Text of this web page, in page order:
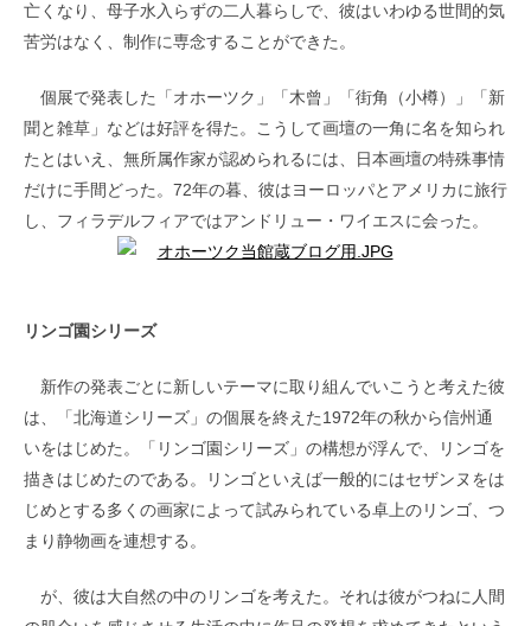
亡くなり、母子水入らずの二人暮らしで、彼はいわゆる世間的気
苦労はなく、制作に専念することができた。
個展で発表した「オホーツク」「木曾」「街角（小樽）」「新
聞と雑草」などは好評を得た。こうして画壇の一角に名を知られ
たとはいえ、無所属作家が認められるには、日本画壇の特殊事情
だけに手間どった。72年の暮、彼はヨーロッパとアメリカに旅行
し、フィラデルフィアではアンドリュー・ワイエスに会った。
リンゴ園シリーズ
新作の発表ごとに新しいテーマに取り組んでいこうと考えた彼
は、「北海道シリーズ」の個展を終えた1972年の秋から信州通
いをはじめた。「リンゴ園シリーズ」の構想が浮んで、リンゴを
描きはじめたのである。リンゴといえば一般的にはセザンヌをは
じめとする多くの画家によって試みられている卓上のリンゴ、つ
まり静物画を連想する。
が、彼は大自然の中のリンゴを考えた。それは彼がつねに人間